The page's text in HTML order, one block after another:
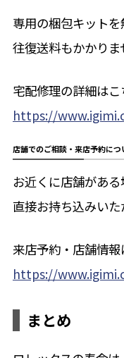
専用の梱包キットを
往復送料もかかりま
宅配修理の詳細はこ
https://
店舗でのご相談・来店予約につ
お近くに店舗がある
直接お持ち込みいた
来店予約・店舗情報
https://
まとめ